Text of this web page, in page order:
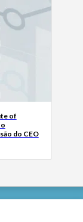
of
do CEO